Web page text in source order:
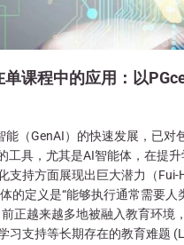
单课程中的应用：以
（GenAI）的快速发展，已对
工具，尤其是AI智能体，在提
支持方面展现出巨大潜力（Fui-
的定义是“能够执行通常需要
正越来越多地被融入教育环境
习支持等长期存在的教育难题